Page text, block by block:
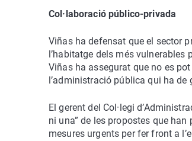
Col·laboració público-privada
Viñas ha defensat que el sector
l’habitatge dels més vulnerables
Viñas ha assegurat que no es
l’administració pública qui ha de
El gerent del Col·legi
ni una” de les propostes que
mesures urgents per fer front a